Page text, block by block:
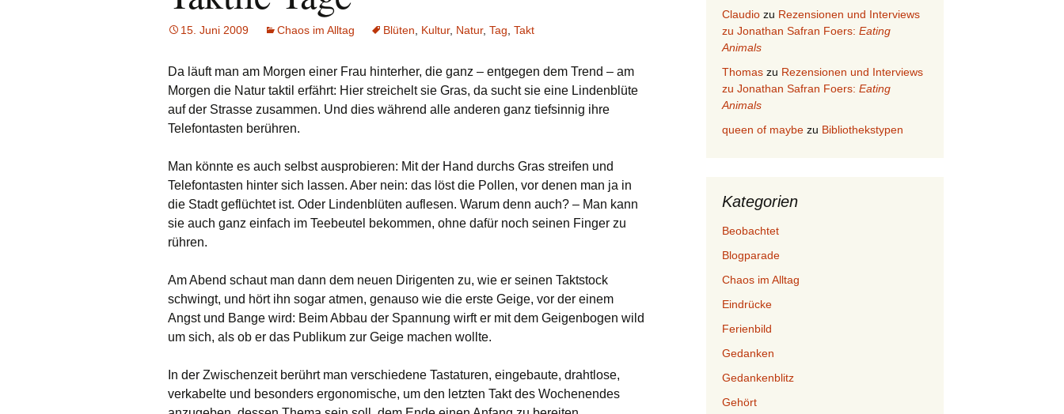
15. Juni 2009 Chaos im Alltag Blüten Kultur, Natur, Tag Takt
Da läuft man am Morgen einer Frau hinterher, die ganz – entgegen dem Trend – am
Morgen die Natur taktil erfährt: Hier streichelt sie Gras, da sucht sie eine Lindenblüte
auf der Strasse zusammen. Und dies während alle anderen ganz tiefsinnig ihre
Telefontasten berühren.
Man könnte es auch selbst ausprobieren: Mit der Hand durchs Gras streifen und
Telefontasten hinter sich lassen. Aber nein: das löst die Pollen, vor denen man ja in
die Stadt geflüchtet ist. Oder Lindenblüten auflesen. Warum denn auch? – Man kann
sie auch ganz einfach im Teebeutel bekommen, ohne dafür noch seinen Finger zu
rühren.
Am Abend schaut man dann dem neuen Dirigenten zu, wie er seinen Taktstock
schwingt, und hört ihn sogar atmen, genauso wie die erste Geige, vor der einem
Angst und Bange wird: Beim Abbau der Spannung wirft er mit dem Geigenbogen wild
um sich, als ob er das Publikum zur Geige machen wollte.
In der Zwischenzeit berührt man verschiedene Tastaturen, eingebaute, drahtlose,
verkabelte und besonders ergonomische, um den letzten Takt des Wochenendes
Claudio zu Rezensionen und Interviews
zu Jonathan Safran Foers: Eating
Animals
Thomas zu Rezensionen und Interviews
zu Jonathan Safran Foers: Eating
Animals
queen of maybe zu Bibliothekstypen
Kategorien
Beobachtet
Blogparade
Chaos im Alltag
Eindrücke
Ferienbild
Gedanken
Gedankenblitz
Gehört